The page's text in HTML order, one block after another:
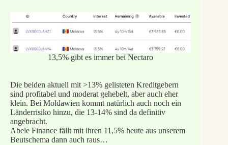
13,5% gibt es immer bei Nectaro
Die beiden aktuell mit >13% gelisteten Kreditgebern
sind profitabel und moderat gehebelt, aber auch eher
klein. Bei Moldawien kommt natürlich auch noch ein
Länderrisiko hinzu, die 13-14% sind da definitiv
angebracht.
Abele Finance fällt mit ihren 11,5% heute aus unserem
Beutschema dann auch raus…